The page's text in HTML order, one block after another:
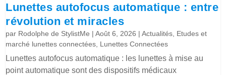
Lunettes autofocus automatique : entre
révolution et miracles
par Rodolphe de StylistMe |Août 6, 2026 |Actualités Etudes et
marché lunettes connectées Lunettes Connectées
Lunettes autofocus automatique : les lunettes à mise au
point automatique sont des dispositifs médicaux